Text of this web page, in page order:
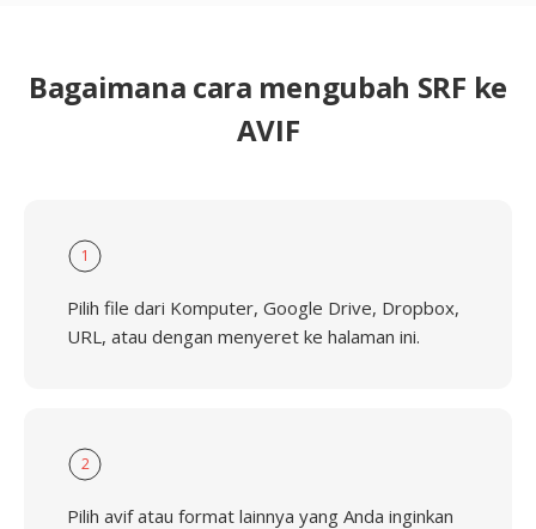
Bagaimana cara mengubah SRF ke
AVIF
1
Pilih file dari Komputer, Google Drive, Dropbox,
URL, atau dengan menyeret ke halaman ini.
2
Pilih avif atau format lainnya yang Anda inginkan